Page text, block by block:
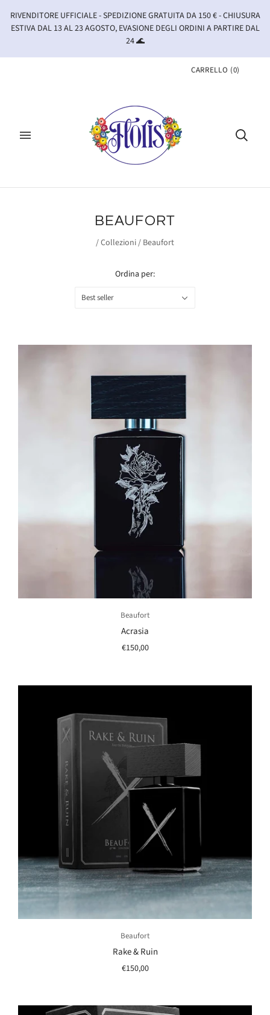
RIVENDITORE UFFICIALE - SPEDIZIONE GRATUITA DA 150 € - CHIUSURA
ESTIVA DAL 13 AL 23 AGOSTO, EVASIONE DEGLI ORDINI A PARTIRE DAL
24 🌊
CARRELLO (0)
BEAUFORT
/Collezioni/ Beaufort
Ordina per:
Best seller
Beaufort
Acrasia
€150,00
Beaufort
Rake & Ruin
€150,00